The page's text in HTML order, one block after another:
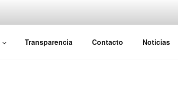
Transparencia Contacto Noticias